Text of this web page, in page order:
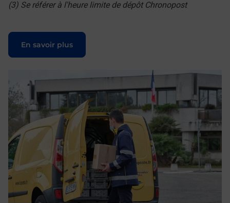
(3) Se référer à l'heure limite de dépôt Chronopost
En savoir plus
Le lien s'ouvre dans un nouvel onglet